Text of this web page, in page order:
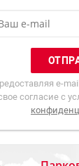
e-
согласие с